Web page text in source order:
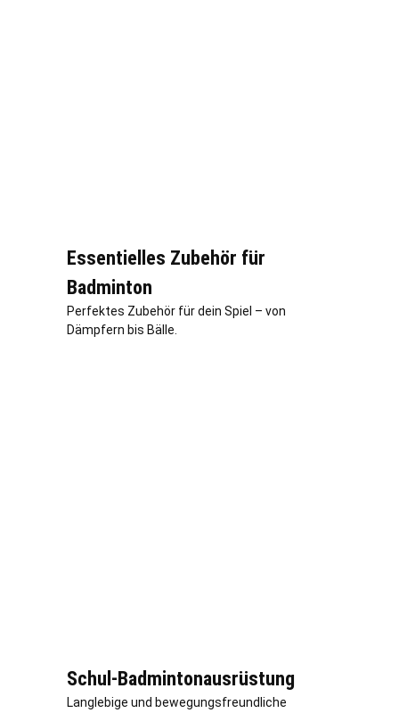
Essentielles Zubehör für
Badminton
Perfektes Zubehör für dein Spiel – von
Dämpfern bis Bälle.
Schul-Badmintonausrüstung
Langlebige und bewegungsfreundliche